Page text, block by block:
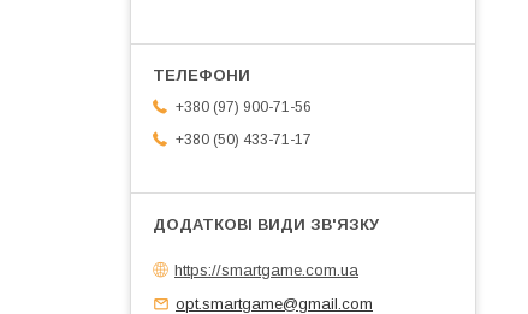
+380 (97) 900-71-56
+380 (50) 433-71-17
https://smartgame.com.ua
opt.smartgame@gmail.com